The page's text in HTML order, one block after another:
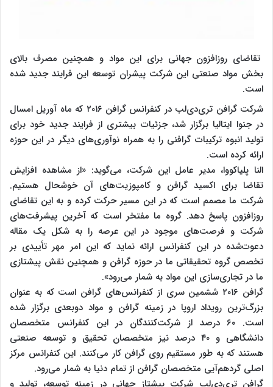
تقاضای روزافزون جهانی برای این مواد و همچنین مصرف بالای
بخش مواد صنعتی این شرکت پیشران توسعه این فرایند جدید شده
است.
شرکت گرافن تری‌دی‌لب در کنفرانس گرافن ۲۰۱۶ که ماه آوریل امسال
در جنوا ایتالیا برگزار شد، جزئیات بیشتری از فرایند جدید خود برای
تولید انبوه ترکیبات گرافنی را به همراه نوآوری‌های دیگر در این حوزه
ارائه کرده است.
النا پلیاکووا، مدیر عامل این شرکت، می‌گوید: «از مشاهده افزایش
تقاضا برای اکسید گرافن و کامپوزیت‌های آن خوشحال هستیم.
شرکت ما مصمم است که در این مسیر حرکت کرده و به این تقاضای
روزافزون پاسخ دهد. گروه ما مفتخر است که آخرین پیشرفت‌های
شرکت و فرصت‌های موجود در این عرصه را به شکل یک مقاله
دعوت‌شده در این کنفرانس ارائه نماید که این امر مهر تأییدی بر
تخصص گروه تحقیقاتی ما در حوزه گرافن و همچنین نقش پیشتازی
ما در تجاری‌سازی این مواد به شمار می‌رود».
گرافن ۲۰۱۶ ششمین سری از کنفرانس‌های گرافن است که به عنوان
بزرگ‌ترین رویداد اروپا در زمینه گرافن و مواد دوبعدی برگزار شده
است. ۶۰ درصد از شرکت‌کنندگان در این کنفرانس متخصصان
دانشگاهی و ۴۰ درصد نیز متخصصان تحقیق و توسعه صنعتی
هستند که به طور مستقیم روی گرافن کار می‌کنند. این کنفرانس مرکز
اصلی گردهم‌آیی متخصصان گرافن از تمام دنیا به شمار می‌رود.
گرافن تری‌دی‌لب شرکت پیشتاز جهانی در زمینه توسعه، تولید و